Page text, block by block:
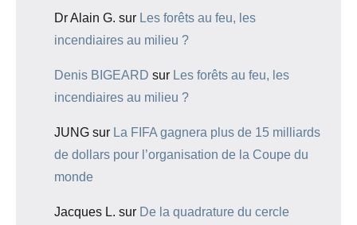
Dr Alain G. sur Les forêts au feu, les
incendiaires au milieu ?
Denis BIGEARD sur Les forêts au feu, les
incendiaires au milieu ?
JUNG sur La FIFA gagnera plus de 15 milliards
de dollars pour l’organisation de la Coupe du
monde
Jacques L. sur De la quadrature du cercle